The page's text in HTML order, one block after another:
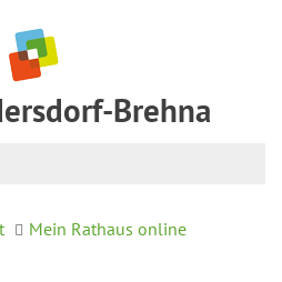
Brehna
Mein Rathaus online